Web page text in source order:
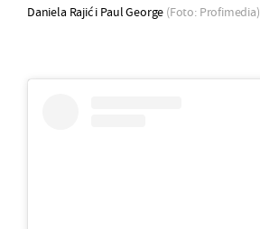
Daniela Rajić i Paul George (Foto: Profimedia)